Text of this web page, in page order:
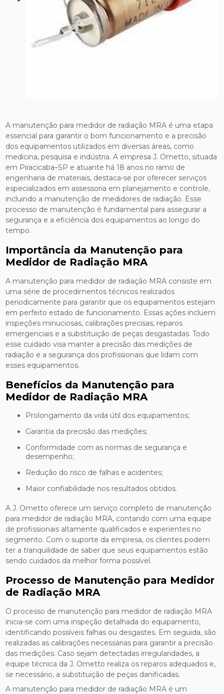
A manutenção para medidor de radiação MRA é uma etapa
essencial para garantir o bom funcionamento e a precisão
dos equipamentos utilizados em diversas áreas, como
medicina, pesquisa e indústria. A empresa J. Ometto, situada
em Piracicaba–SP e atuante há 18 anos no ramo de
engenharia de materiais, destaca-se por oferecer serviços
especializados em assessoria em planejamento e controle,
incluindo a manutenção de medidores de radiação. Esse
processo de manutenção é fundamental para assegurar a
segurança e a eficiência dos equipamentos ao longo do
tempo.
Importância da Manutenção para
Medidor de Radiação MRA
A manutenção para medidor de radiação MRA consiste em
uma série de procedimentos técnicos realizados
periodicamente para garantir que os equipamentos estejam
em perfeito estado de funcionamento. Essas ações incluem
inspeções minuciosas, calibrações precisas, reparos
emergenciais e a substituição de peças desgastadas. Todo
esse cuidado visa manter a precisão das medições de
radiação e a segurança dos profissionais que lidam com
esses equipamentos.
Benefícios da Manutenção para
Medidor de Radiação MRA
Prolongamento da vida útil dos equipamentos;
Garantia da precisão das medições;
Conformidade com as normas de segurança e
desempenho;
Redução do risco de falhas e acidentes;
Maior confiabilidade nos resultados obtidos.
A J. Ometto oferece um serviço completo de manutenção
para medidor de radiação MRA, contando com uma equipe
de profissionais altamente qualificados e experientes no
segmento. Com o suporte da empresa, os clientes podem
ter a tranquilidade de saber que seus equipamentos estão
sendo cuidados da melhor forma possível.
Processo de Manutenção para Medidor
de Radiação MRA
O processo de manutenção para medidor de radiação MRA
inicia-se com uma inspeção detalhada do equipamento,
identificando possíveis falhas ou desgastes. Em seguida, são
realizadas as calibrações necessárias para garantir a precisão
das medições. Caso sejam detectadas irregularidades, a
equipe técnica da J. Ometto realiza os reparos adequados e,
se necessário, a substituição de peças danificadas.
A manutenção para medidor de radiação MRA é um